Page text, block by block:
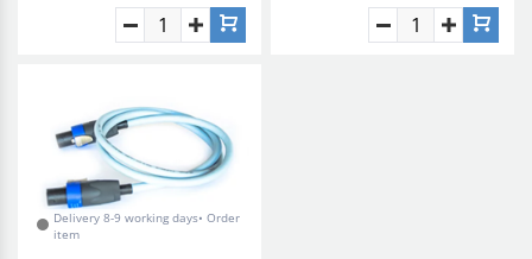
Delivery 8-9 working days• Order
item